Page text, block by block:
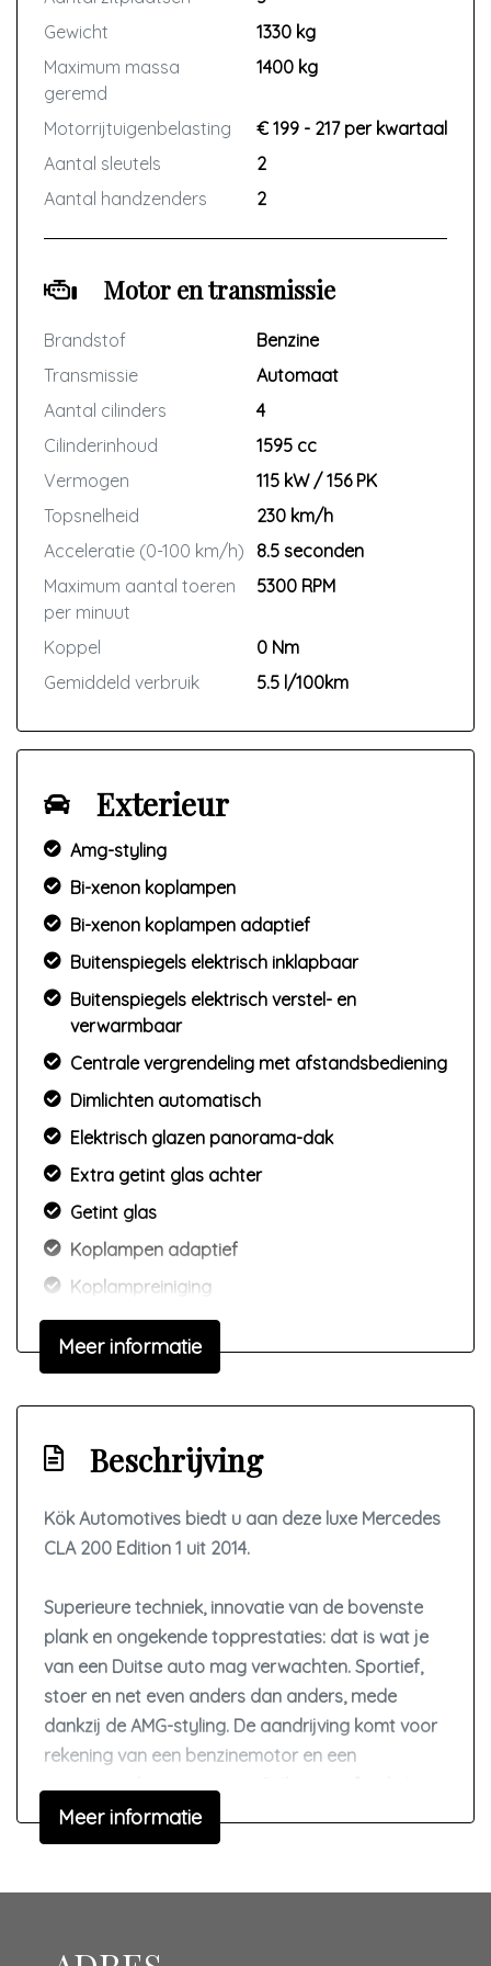
Gewicht
1330 kg
Maximum massa
geremd
1400 kg
Motorrijtuigenbelasting
€ 199 - 217 per kwartaal
Aantal sleutels
2
Aantal handzenders
2
Motor en transmissie
Brandstof
Benzine
Transmissie
Automaat
Aantal cilinders
4
Cilinderinhoud
1595 cc
Vermogen
115 kW / 156 PK
Topsnelheid
230 km/h
Acceleratie (0-100 km/h)
8.5 seconden
Maximum aantal toeren
per minuut
5300 RPM
Koppel
0 Nm
Gemiddeld verbruik
5.5 l/100km
Exterieur
Amg-styling
Bi-xenon koplampen
Bi-xenon koplampen adaptief
Buitenspiegels elektrisch inklapbaar
Buitenspiegels elektrisch verstel- en
verwarmbaar
Centrale vergrendeling met afstandsbediening
Dimlichten automatisch
Elektrisch glazen panorama-dak
Extra getint glas achter
Getint glas
Koplampen adaptief
Koplampreiniging
Led dagrijverlichting
Parkeersensor voor en achter
Ruitensproeiers/wisserbladen verwarmbaar
Sportonderstel
Overige
Achteropkomend verkeer waarschuwing
Anti blokkeer systeem
Anti doorslip regeling
Autonomous emergency braking
Bestuurdersairbag
Meer informatie
Beschrijving
Kök Automotives biedt u aan deze luxe Mercedes
CLA 200 Edition 1 uit 2014.
Superieure techniek, innovatie van de bovenste
plank en ongekende topprestaties: dat is wat je
van een Duitse auto mag verwachten. Sportief,
stoer en net even anders dan anders, mede
dankzij de AMG-styling. De aandrijving komt voor
rekening van een benzinemotor en een
automatische transmissie. Stijl en comfort krijgt u
erbij in de vorm van een fraai lederen interieur.
Koude start? Niet met de verwarmbare
Meer informatie